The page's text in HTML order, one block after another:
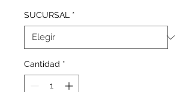
SUCURSAL *
Cantidad *